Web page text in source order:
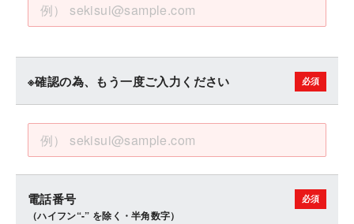
※確認の為、もう一度ご入力ください
電話番号
（ハイフン“-” を除く・半角数字）